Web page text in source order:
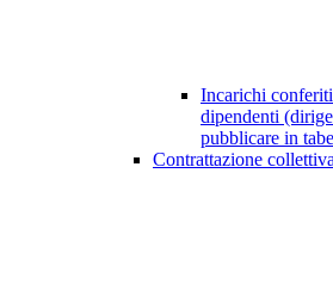
Incarichi
dipendenti
pubblicare in
Contrattazione collettiva